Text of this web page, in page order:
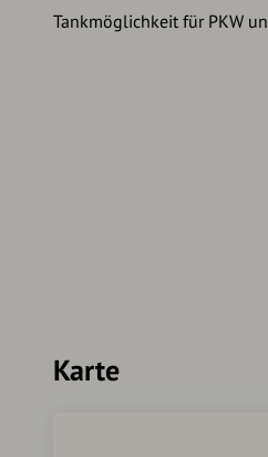
Tankmöglichkeit für PKW
Karte